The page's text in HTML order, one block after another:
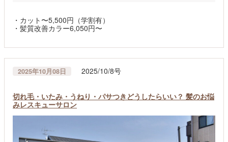
・カット〜5,500円（学割有）
・髪質改善カラー6,050円〜
2025年10月08日 2025/10/8号
切れ毛・いたみ・うねり・パサつきどうしたらいい？ 髪のお悩
みレスキューサロン